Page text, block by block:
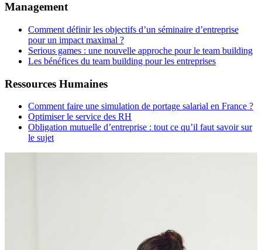
Management
Comment définir les objectifs d’un séminaire d’entreprise
pour un impact maximal ?
Serious games : une nouvelle approche pour le team building
Les bénéfices du team building pour les entreprises
Ressources Humaines
Comment faire une simulation de portage salarial en France ?
Optimiser le service des RH
Obligation mutuelle d’entreprise : tout ce qu’il faut savoir sur
le sujet